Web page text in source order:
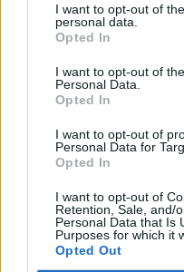
I want to opt-out of
personal data.
Opted In
I want to opt-out of
Personal Data.
Opted In
I want to opt-out of
Personal Data for
Opted In
I want to opt-out of
Retention, Sale, and/
Personal Data that Is
Purposes for which it
Opted Out
ΡΟΗ ΕΙΔΗΣΕΩΝ
ΕΠΙΚΑΙΡΟΤΗΤΑ
ΠΕΡΙΦΕΡΕΙΕΣ
ΣΥΝΕΝΤΕΥΞΕΙΣ
ΑΠΟΨΕΙΣ
ΠΡΟΣΛΗΨΕΙΣ